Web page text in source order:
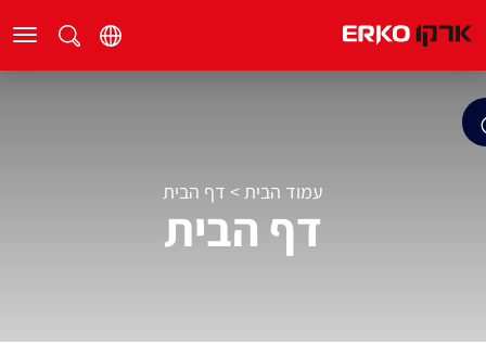
עמוד הבית > דף הבית
דף הבית